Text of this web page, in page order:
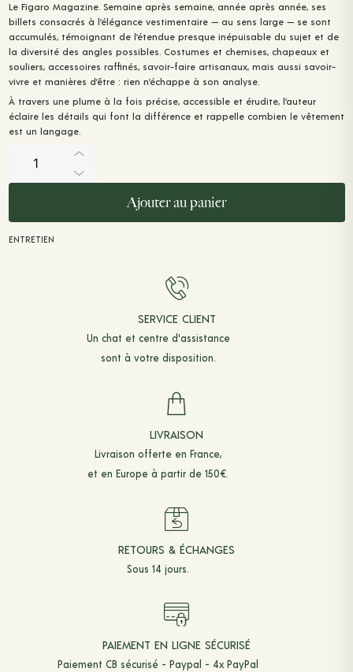
Le Figaro Magazine. Semaine après semaine, année après année, ses
billets consacrés à l’élégance vestimentaire — au sens large — se sont
accumulés, témoignant de l’étendue presque inépuisable du sujet et de
la diversité des angles possibles. Costumes et chemises, chapeaux et
souliers, accessoires raffinés, savoir-faire artisanaux, mais aussi savoir-
vivre et manières d’être : rien n’échappe à son analyse.
À travers une plume à la fois précise, accessible et érudite, l’auteur
éclaire les détails qui font la différence et rappelle combien le vêtement
est un langage.
I
Ajouter au panier
ENTRETIEN
SERVICE CLIENT
Un chat et centre d'assistance
sont à votre disposition.
LIVRAISON
Livraison offerte en France,
et en Europe à partir de 150€.
RETOURS & ÉCHANGES
Sous 14 jours.
PAIEMENT EN LIGNE SÉCURISÉ
Paiement CB sécurisé - Paypal - 4x PayPal